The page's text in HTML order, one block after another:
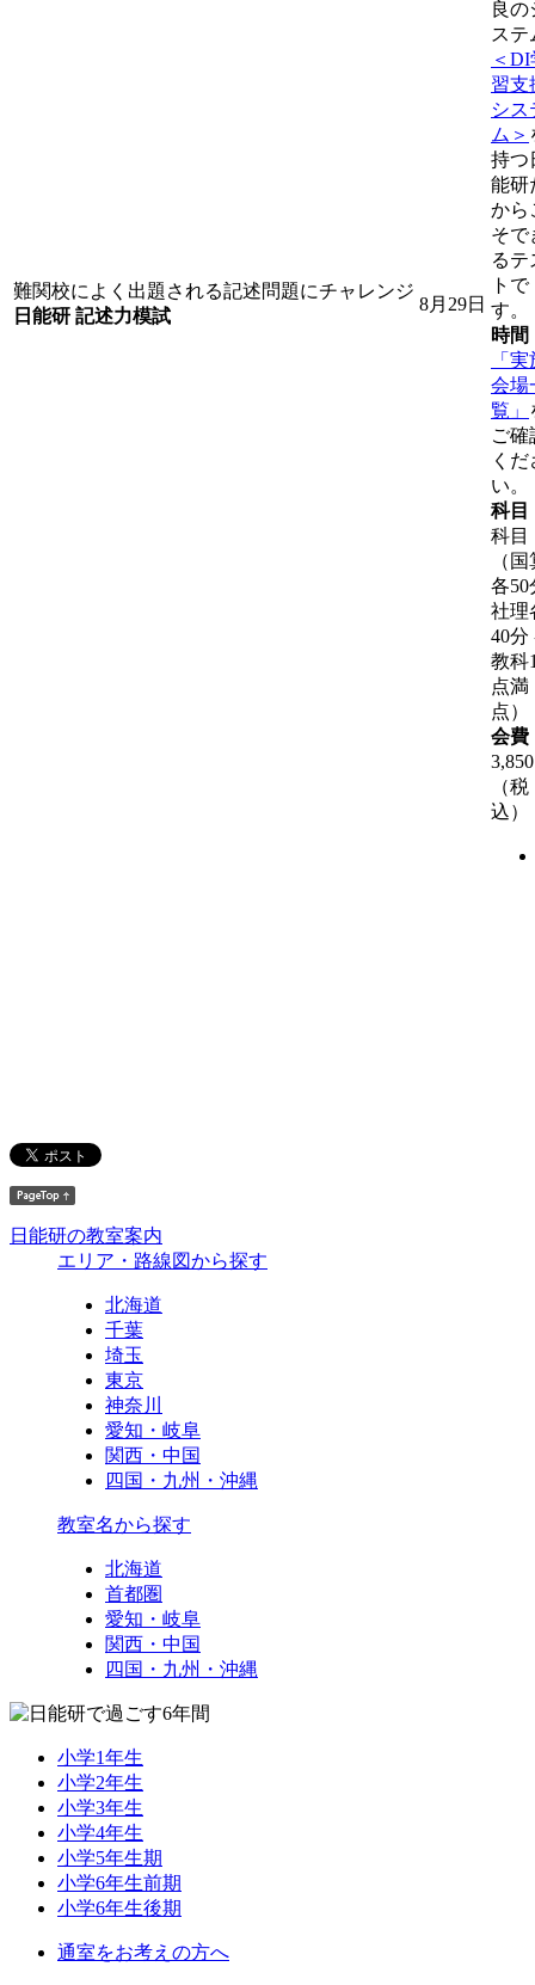
難関校によく出題される記述問題にチャレンジ
日能研 記述力模試
8月29日
良の
ステ
＜DI
習支
シス
ム＞
持つ
能研
から
そで
るテ
トで
す。
時間
「
会場
覧」
ご確
くだ
い。
科目
科目
（
各50
社理
40分
教科
点満
点）
会費
（税
込）
日能研の教室案内
エリア・路線図から探す
北海道
千葉
埼玉
東京
神奈川
愛知・岐阜
関西・中国
四国・九州・沖縄
教室名から探す
北海道
首都圏
愛知・岐阜
関西・中国
四国・九州・沖縄
小学1年生
小学2年生
小学3年生
小学4年生
小学5年生期
小学6年生前期
小学6年生後期
通室をお考えの方へ